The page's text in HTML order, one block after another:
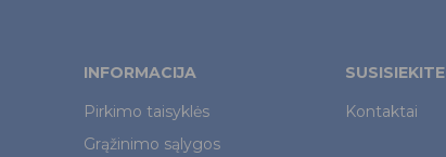
INFORMACIJA
Pirkimo taisyklės
Grąžinimo sąlygos
SUSISIEKITE
Kontaktai